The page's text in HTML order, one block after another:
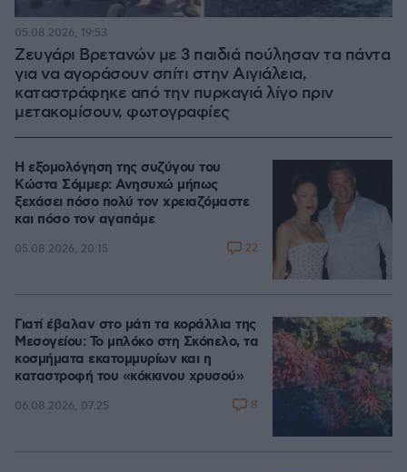
Ζευγάρι Βρετανών με 3 παιδιά πούλησαν τα πάντα
για να αγοράσουν σπίτι στην Αιγιάλεια,
καταστράφηκε από την πυρκαγιά λίγο πριν
μετακομίσουν, φωτογραφίες
05.08.2026, 19:53
Η εξομολόγηση της συζύγου του
Κώστα Σόμμερ: Ανησυχώ μήπως
ξεχάσει πόσο πολύ τον χρειαζόμαστε
και πόσο τον αγαπάμε
05.08.2026, 20:15 22
Γιατί έβαλαν στο μάτι τα κοράλλια της
Μεσογείου: Το μπλόκο στη Σκόπελο, τα
κοσμήματα εκατομμυρίων και η
καταστροφή του «κόκκινου χρυσού»
06.08.2026, 07:25 8